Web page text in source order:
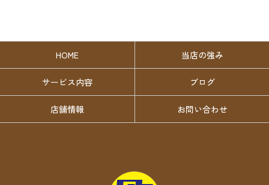
HOME 当店の強み
サービス内容 ブログ
店舗情報 お問い合わせ